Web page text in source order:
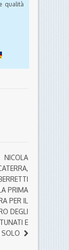
qualità
NICOLA
PRIMA
PER IL
DEGLI
E